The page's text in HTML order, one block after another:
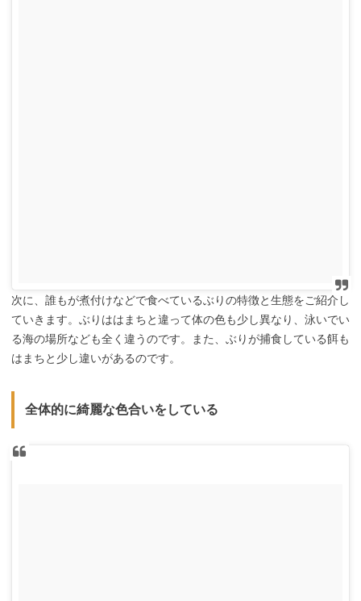
次に、誰もが煮付けなどで食べているぶりの特徴と生態をご紹介し
ていきます。ぶりははまちと違って体の色も少し異なり、泳いでい
る海の場所なども全く違うのです。また、ぶりが捕食している餌も
はまちと少し違いがあるのです。
全体的に綺麗な色合いをしている